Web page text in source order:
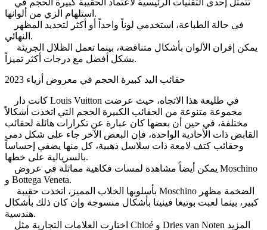
استلهام الزي من ألوانها.
النهائي.
بشكل أفضل مع درجات أكثر تميزاً.
حقائب اليد كبيرة الحجم في معروض أزياء 2023
مجموعة متنوعة من الحقائب الكبيرة الحجم التي اتخذت أشكالاً
مختلفة، في حين أن بعضها كان عبارة عن تكرارات هائلة لحقائب
القابض ذات الأحادية الواحدة، فإن البعض الآخر جاء على شكل دمى
وحقائب كتف لامعة ذات سلاسل ذهبية، كل منها يضفي إحساساً
بالسريالية على خطها.
و Bottega Veneta.
كبير، بينما لعبت بوتيغا فينيتا بأشكال منسوجة وإن كان ذلك بأشكال
هندسية.